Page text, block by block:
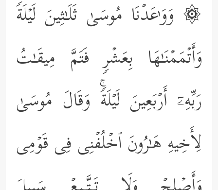
۞ وَوَ ٰ⁠عَدۡنَا مُوسَىٰ ثَلَـٰثِینَ لَیۡلَةࣰ
وَأَتۡمَمۡنَـٰهَا بِعَشۡرࣲ فَتَمَّ مِیقَـٰتُ
رَبِّهِۦۤ أَرۡبَعِینَ لَیۡلَةࣰۚ وَقَالَ مُوسَىٰ
لِأَخِیهِ هَـٰرُونَ ٱخۡلُفۡنِی فِی قَوۡمِی